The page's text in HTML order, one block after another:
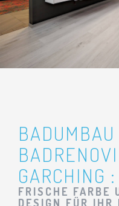
BADUMBAU
GARCHING :
FRISCHE FARBE
DESIGN FÜR IHR